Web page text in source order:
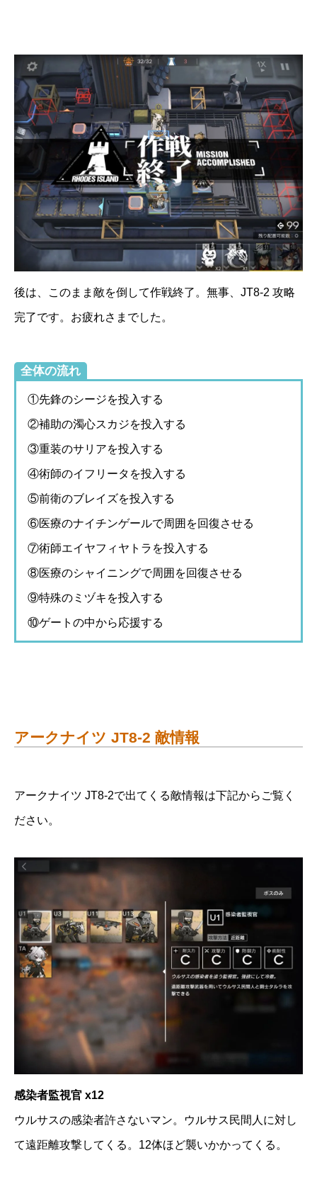
後は、このまま敵を倒して作戦終了。無事、JT8-2 攻略
完了です。お疲れさまでした。
全体の流れ
①先鋒のシージを投入する
②補助の濁心スカジを投入する
③重装のサリアを投入する
④術師のイフリータを投入する
⑤前衛のブレイズを投入する
⑥医療のナイチンゲールで周囲を回復させる
⑦術師エイヤフィヤトラを投入する
⑧医療のシャイニングで周囲を回復させる
⑨特殊のミヅキを投入する
⑩ゲートの中から応援する
アークナイツ JT8-2 敵情報
アークナイツ JT8-2で出てくる敵情報は下記からご覧く
ださい。
感染者監視官 x12
ウルサスの感染者許さないマン。ウルサス民間人に対し
て遠距離攻撃してくる。12体ほど襲いかかってくる。